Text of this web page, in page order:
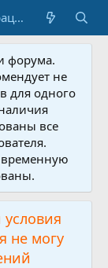
Регистрация
форума.
не
для одного
все
временную
не могу